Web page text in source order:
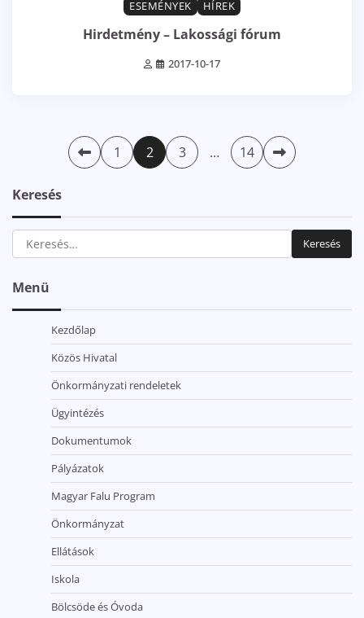
ESEMÉNYEK HÍREK
Hirdetmény – Lakossági fórum
2017-10-17
Bejegyzések
1 2 3 … 14
Keresés
Keresés:
Menü
Kezdőlap
Közös Hivatal
Önkormányzati rendeletek
Ügyintézés
Dokumentumok
Pályázatok
Magyar Falu Program
Önkormányzat
Ellátások
Iskola
Bölcsöde és Óvoda